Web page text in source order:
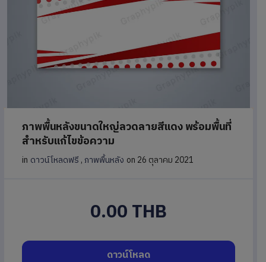
ภาพพื้นหลังขนาดใหญ่ลวดลายสีแดง พร้อมพื้นที่
สำหรับแก้ไขข้อความ
in ดาวน์โหลดฟรี,ภาพพื้นหลัง on 26 ตุลาคม 2021
0.00 THB
ดาวน์โหลด